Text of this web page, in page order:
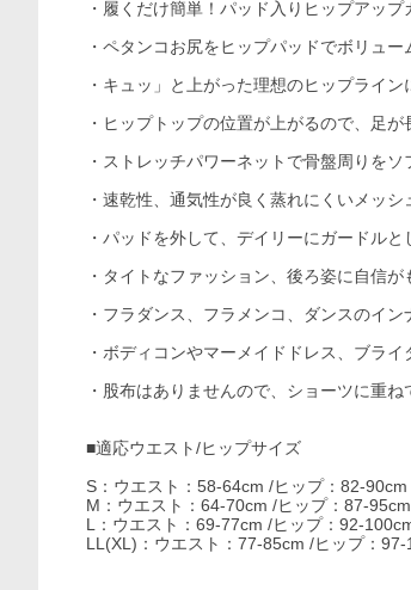
・履くだけ簡単！パッド入りヒップアップ
・ペタンコお尻をヒップパッドでボリュ
・キュッ」と上がった理想のヒップライ
・ヒップトップの位置が上がるので、足
・ストレッチパワーネットで骨盤周りをソ
・速乾性、通気性が良く蒸れにくいメッシ
・パッドを外して、デイリーにガードル
・タイトなファッション、後ろ姿に自信
・フラダンス、フラメンコ、ダンスのイン
・ボディコンやマーメイドドレス、ブラ
・股布はありませんので、ショーツに重
■適応ウエスト/ヒップサイズ
S：ウエスト：58-64cm /ヒップ：82-90cm
M：ウエスト：64-70cm /ヒップ：87-95cm
L：ウエスト：69-77cm /ヒップ：92-
LL(XL)：ウエスト：77-85cm /ヒップ：97-